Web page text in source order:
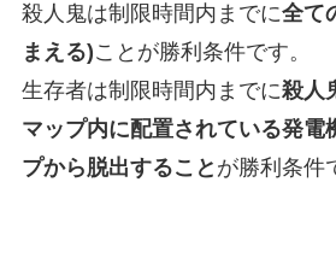
殺人鬼は制限時間内までに全て
まえる)ことが勝利条件です。
生存者は制限時間内までに殺人
マップ内に配置されている発電
プから脱出すること が勝利条件